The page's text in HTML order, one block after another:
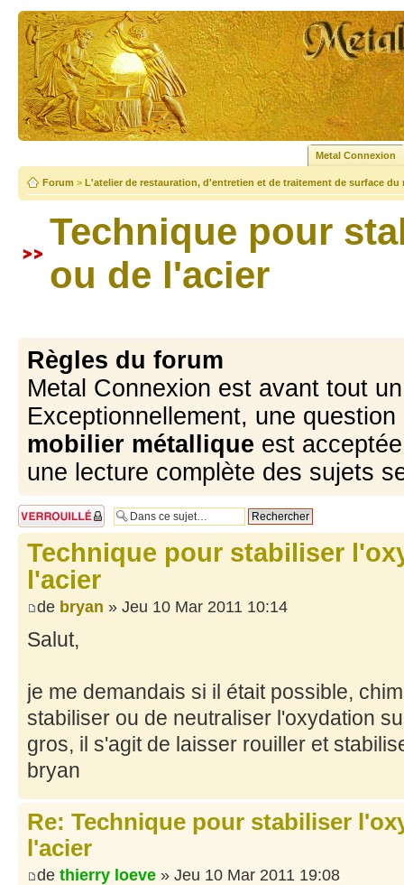
Metal Connexion
Forum > L'atelier de restauration, d'entretien et de traitement de surface du
Technique pour
ou de l'acier
Règles du forum
Metal Connexion est avant tout
Exceptionnellement, une
mobilier métallique est
une lecture complète des sujets
Sujet verrouillé
Technique pour stabiliser
l'acier
de bryan » Jeu 10 Mar 2011 10:14
Salut,
je me demandais si il était possible,
stabiliser ou de neutraliser l'oxydation
gros, il s'agit de laisser rouiller et
bryan
Re: Technique pour stabiliser
l'acier
de thierry loeve » Jeu 10 Mar 2011 19:08